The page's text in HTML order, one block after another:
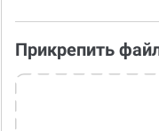
Прикрепить